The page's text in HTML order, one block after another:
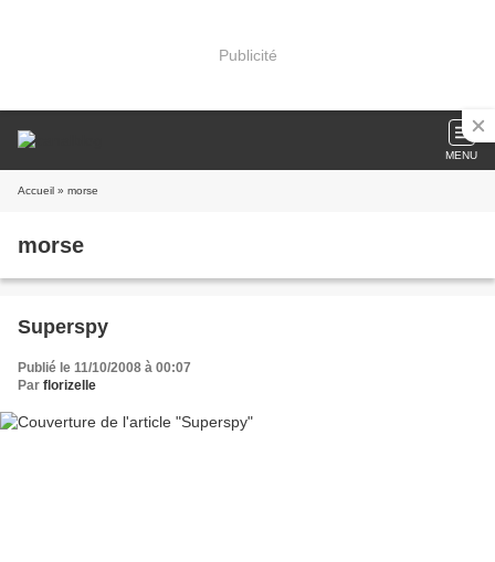
Publicité
MENU
Accueil » morse
morse
Superspy
Publié le 11/10/2008 à 00:07
Par florizelle